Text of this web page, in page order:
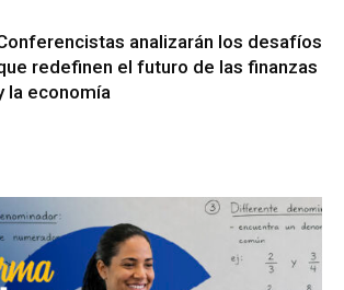
analizarán los desafíos
redefinen el futuro de las finanzas
la economía